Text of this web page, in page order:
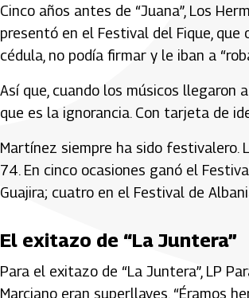
Cinco años antes de “Juana”, Los
presentó en el Festival del Fique,
cédula, no podía firmar y le iban a
Así que, cuando los músicos llegaron
que es la ignorancia. Con tarjeta de
Martínez siempre ha sido festivalero.
74. En cinco ocasiones ganó el
Guajira; cuatro en el Festival de
El exitazo de “La Juntera”
Para el exitazo de “La Juntera”, LP
Marciano eran superllaves. “Éramos